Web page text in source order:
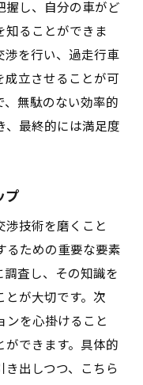
握し、自分の車がど
知ることができま
渉を行い、過走行車
成立させることが可
、無駄のない効率的
、最終的には満足度
プ
渉技術を磨くこと
るための重要な要素
調査し、その知識を
とが大切です。次
ンを心掛けること
ができます。具体的
出しつつ、こちら